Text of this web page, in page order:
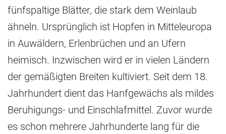
fünfspaltige Blätter, die stark dem Weinlaub
ähneln. Ursprünglich ist Hopfen in Mitteleuropa
in Auwäldern, Erlenbrüchen und an Ufern
heimisch. Inzwischen wird er in vielen Ländern
der gemäßigten Breiten kultiviert. Seit dem 18.
Jahrhundert dient das Hanfgewächs als mildes
Beruhigungs- und Einschlafmittel. Zuvor wurde
es schon mehrere Jahrhunderte lang für die